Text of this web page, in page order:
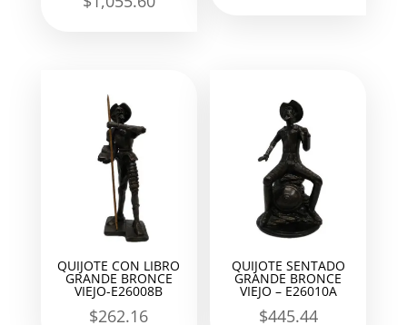
QUIJOTE CON LIBRO
GRANDE BRONCE
VIEJO-E26008B
$262.16
QUIJOTE SENTADO
GRANDE BRONCE
VIEJO – E26010A
$445.44